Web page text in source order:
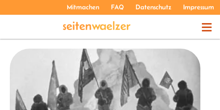
Mitmachen FAQ Datenschutz Impressum
THEMEN
PODCASTS